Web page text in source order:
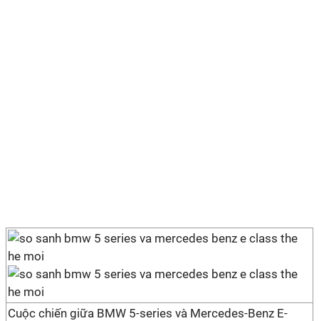
Cuộc chiến giữa BMW 5-series và Mercedes-Benz E-